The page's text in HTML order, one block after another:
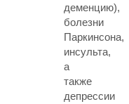
деменцию),
болезни
Паркинсона,
инсульта,
а
также
депрессии